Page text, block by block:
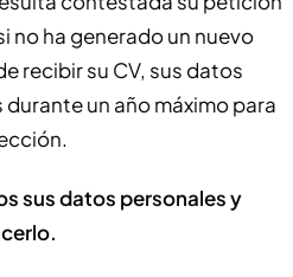
no ha generado un nuevo
recibir su CV, sus datos
un año máximo para
sus datos personales y